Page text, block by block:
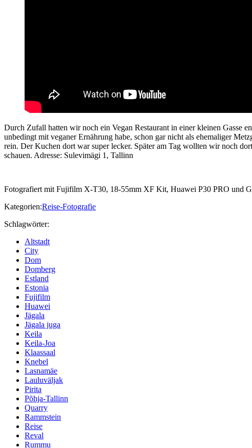
Durch Zufall hatten wir noch ein Vegan Restaurant in einer kleinen Gasse
unbedingt mit veganer Ernährung habe, schon gar nicht als ehemaliger
rein. Der Kuchen dort war super lecker. Später am Tag wollten wir noch
schauen. Adresse: Sulevimägi 1, Tallinn
Fotografiert mit Fujifilm X-T30, 18-55mm XF Kit, Huawei P30 PRO und
Kategorien:Reise-Fotografie
Schlagwörter:
Altstadt
City
Dom
Domberg
Estland
Estonia
Fujifilm
Huawei
Jägala
Jägala juga
Keila
Keila-Joa
Klaassaal
Knebel
Lasnamäe
Lauluväljak
Pirita
Põhja-Tallinn
Quarry
Rammstein
Reise
Reval
Rummu